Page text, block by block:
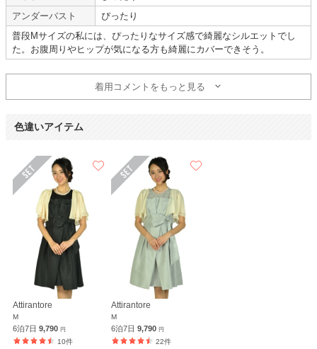
綺麗な状態で届いて満足
体重 :50～54kg
とても綺麗な状態で届いて大変満足しました。
ドレスの詳細もあり、選択しやすかったです。
【一緒に注文した商品】
Selected
アンダーバスト
ぴったり
普段Mサイズの私には、ぴったりなサイズ感で綺麗なシルエットでし
た。お腹周りやヒップが気になる方も綺麗にカバーできそう。
着用コメントをもっと見る
色違いアイテム
Attirantore
M
6泊7日 9,790 円
10件
Attirantore
M
6泊7日 9,790 円
22件